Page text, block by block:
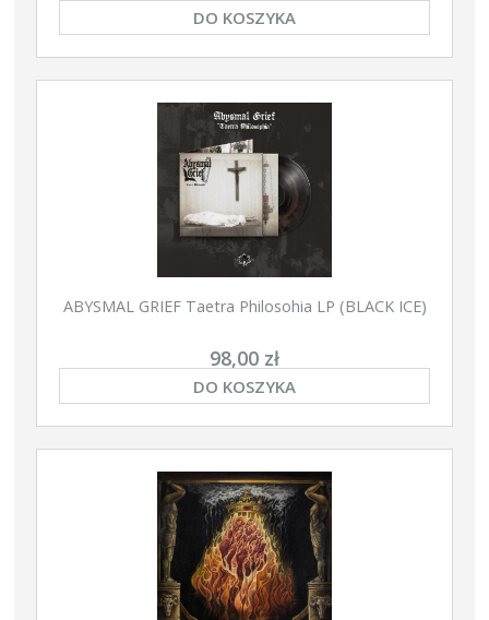
DO KOSZYKA
ABYSMAL GRIEF Taetra Philosohia LP (BLACK ICE)
98,00 zł
DO KOSZYKA